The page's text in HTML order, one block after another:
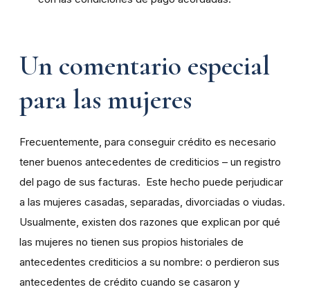
Un comentario especial
para las mujeres
Frecuentemente, para conseguir crédito es necesario
tener buenos antecedentes de crediticios – un registro
del pago de sus facturas. Este hecho puede perjudicar
a las mujeres casadas, separadas, divorciadas o viudas.
Usualmente, existen dos razones que explican por qué
las mujeres no tienen sus propios historiales de
antecedentes crediticios a su nombre: o perdieron sus
antecedentes de crédito cuando se casaron y